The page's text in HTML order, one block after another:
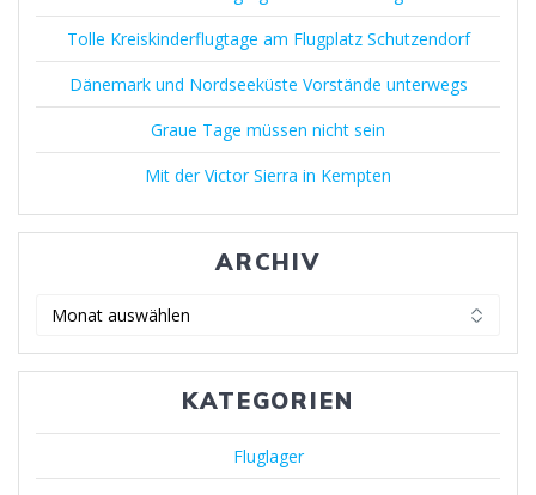
Tolle Kreiskinderflugtage am Flugplatz Schutzendorf
Dänemark und Nordseeküste Vorstände unterwegs
Graue Tage müssen nicht sein
Mit der Victor Sierra in Kempten
ARCHIV
KATEGORIEN
Fluglager